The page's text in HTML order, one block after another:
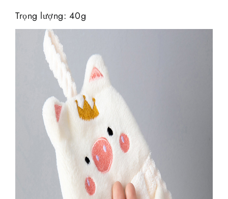
Trọng lượng: 40g